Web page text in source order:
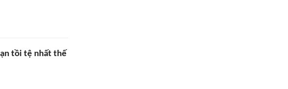
tồi tệ nhất thế